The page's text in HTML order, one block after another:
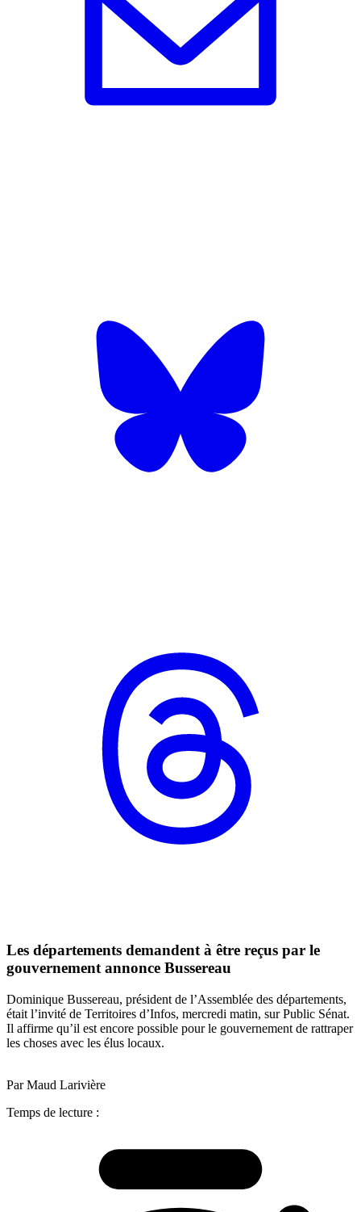
Les départements demandent à être reçus par le
gouvernement annonce Bussereau
Dominique Bussereau, président de l’Assemblée des départements,
était l’invité de Territoires d’Infos, mercredi matin, sur Public Sénat.
Il affirme qu’il est encore possible pour le gouvernement de rattraper
les choses avec les élus locaux.
Par Maud Larivière
Temps de lecture :